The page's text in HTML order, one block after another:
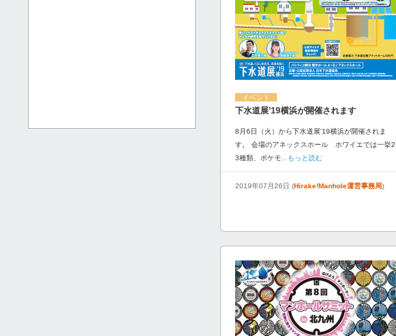
イベント
下水道展’19横浜が開催されます
8月6日（火）から下水道展'19横浜が開催されま
す。 会場のアネックスホール ホワイエでは一挙2
3種類、ポケモ ...もっと読む
2019年07月26日 (Hirake!Manhole運営事務局)